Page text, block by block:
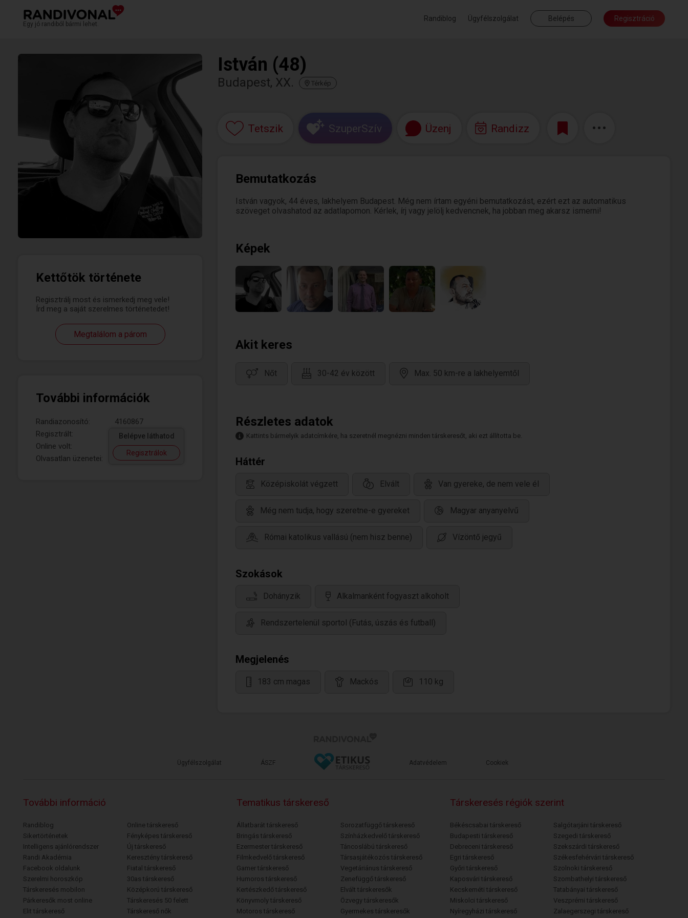
Egy jó randiból bármi lehet.
Randiblog Ügyfélszolgálat Belépés Regisztráció
Kettőtök története
Regisztrálj most és ismerkedj meg vele!
Írd meg a saját szerelmes történetedet!
Megtalálom a párom
További információk
Randiazonosító:
4160867
Regisztrált:
Online volt:
Olvasatlan üzenetei:
Belépve láthatod
Regisztrálok
István (48)
Budapest, XX. Térkép
Tetszik SzuperSzív Üzenj Randizz
Bemutatkozás
István vagyok, 44 éves, lakhelyem Budapest. Még nem írtam egyéni bemutatkozást, ezért ezt az automatikus
szöveget olvashatod az adatlapomon. Kérlek, írj vagy jelölj kedvencnek, ha jobban meg akarsz ismerni!
Képek
Akit keres
Nőt 30-42 év között Max. 50 km-re a lakhelyemtől
Részletes adatok
Kattints bármelyik adatcímkére, ha szeretnél megnézni minden társkeresőt, aki ezt állította be.
Háttér
Középiskolát végzett Elvált Van gyereke, de nem vele él
Még nem tudja, hogy szeretne-e gyereket Magyar anyanyelvű
Római katolikus vallású (nem hisz benne) Vízöntő jegyű
Szokások
Dohányzik Alkalmanként fogyaszt alkoholt
Rendszertelenül sportol (Futás, úszás és futball)
Megjelenés
183 cm magas Mackós 110 kg
Ügyfélszolgálat ÁSZF Adatvédelem Cookiek
További információ
Randiblog
Sikertörténetek
Intelligens ajánlórendszer
Randi Akadémia
Facebook oldalunk
Szerelmi horoszkóp
Társkeresés mobilon
Párkeresők most online
Elit társkereső
Online társkereső
Fényképes társkereső
Új társkereső
Keresztény társkereső
Fiatal társkereső
30as társkereső
Középkorú társkereső
Társkeresés 50 felett
Társkereső nők
Tematikus társkereső
Állatbarát társkereső
Bringás társkereső
Ezermester társkereső
Filmkedvelő társkereső
Gamer társkereső
Humoros társkereső
Kertészkedő társkereső
Könyvmoly társkereső
Motoros társkereső
Sorozatfüggő társkereső
Színházkedvelő társkereső
Táncoslábú társkereső
Társasjátékozós társkereső
Vegetáriánus társkereső
Zenefüggő társkereső
Elvált társkeresők
Özvegy társkeresők
Gyermekes társkeresők
Társkeresés régiók szerint
Békéscsabai társkereső
Budapesti társkereső
Debreceni társkereső
Egri társkereső
Győri társkereső
Kaposvári társkereső
Kecskeméti társkereső
Miskolci társkereső
Nyíregyházi társkereső
Salgótarjáni társkereső
Szegedi társkereső
Szekszárdi társkereső
Székesfehérvári társkereső
Szolnoki társkereső
Szombathelyi társkereső
Tatabányai társkereső
Veszprémi társkereső
Zalaegerszegi társkereső